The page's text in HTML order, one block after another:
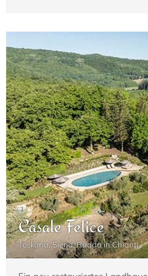
Casale Felice
Toskana, Siena, Radda in Chianti